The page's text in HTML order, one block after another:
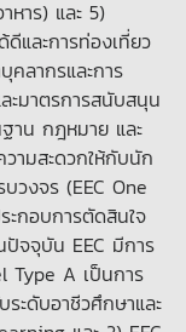
หาร) และ 5)
และการท่องเที่ยว
ลากรและการ
ะมาตรการสนับสนุน
าน กฎหมาย และ
ามสะดวกให้กับนัก
วงจร (EEC One
กอบการตัดสินใจ
จจุบัน EEC มีการ
Type A เป็นการ
ะดับอาชีวศึกษาและ